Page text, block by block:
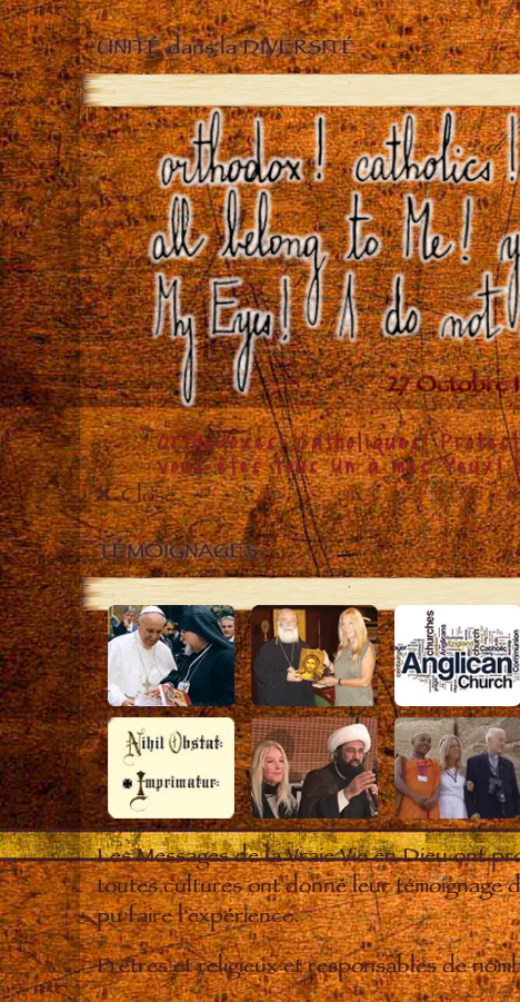
UNITÉ dans la DIVERSITÉ
Close
TÉMOIGNAGES
Les Messages de la Vraie Vie en Dieu ont
toutes cultures ont donné leur témoignage
pu faire l'expérience.
Prêtres et religieux et responsables de